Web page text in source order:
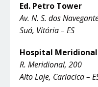
Ed. Petro Tower
Av. N. S. dos
Suá, Vitória – ES
Hospital Meridional
R. Meridional, 200
Alto Laje, Cariacica –